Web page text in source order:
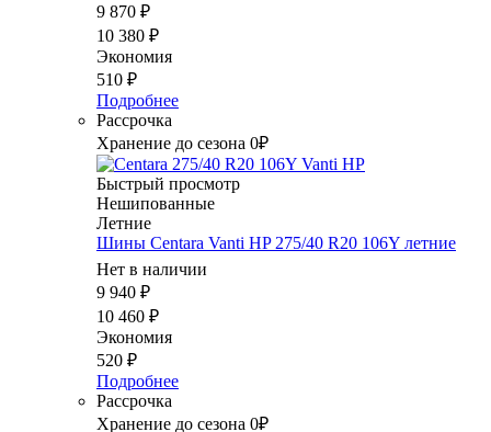
9 870 ₽
10 380 ₽
Экономия
510 ₽
Подробнее
Рассрочка
Хранение до сезона 0₽
Быстрый просмотр
Нешипованные
Летние
Шины Centara Vanti HP 275/40 R20 106Y летние
Нет в наличии
9 940 ₽
10 460 ₽
Экономия
520 ₽
Подробнее
Рассрочка
Хранение до сезона 0₽